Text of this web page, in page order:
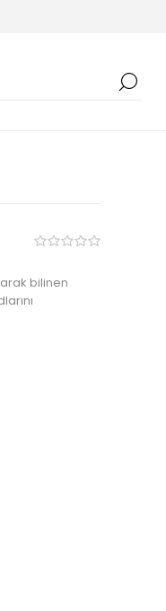
bilinen